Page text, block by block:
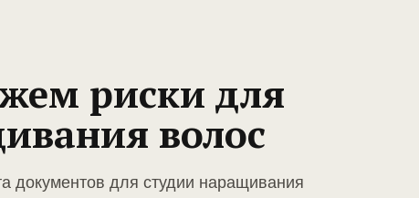
риски для
волос
документов для студии наращивания